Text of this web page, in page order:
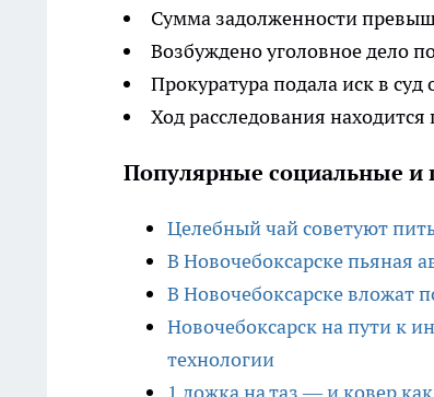
Сумма задолженности
Возбуждено уголовное дело
Прокуратура подала иск в
Ход расследования
Популярные социальные и
Целебный чай советуют
В Новочебоксарске пьяная
В Новочебоксарске вложат
Новочебоксарск на пути к
технологии